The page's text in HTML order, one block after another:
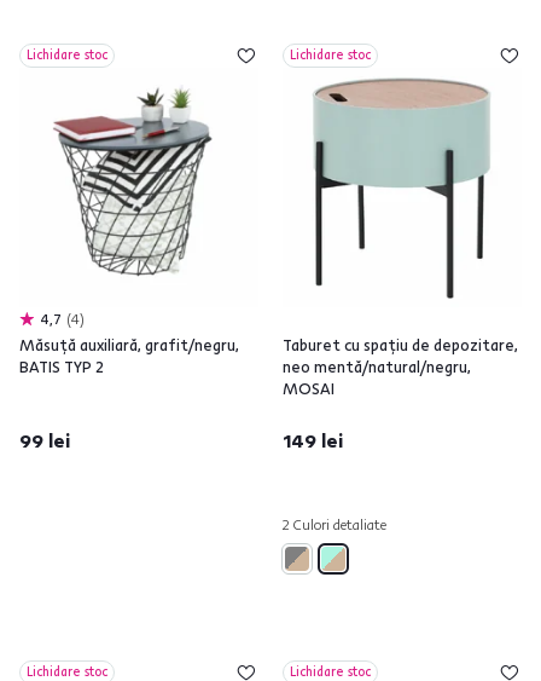
Lichidare stoc
4,7 4
Măsuţă auxiliară, grafit/negru,
BATIS TYP 2
99 lei
Lichidare stoc
Taburet cu spaţiu de depozitare,
neo mentă/natural/negru,
MOSAI
149 lei
2 Culori detaliate
Lichidare stoc Lichidare stoc